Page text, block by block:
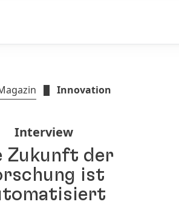
Innovation
Interview
Zukunft der
ist